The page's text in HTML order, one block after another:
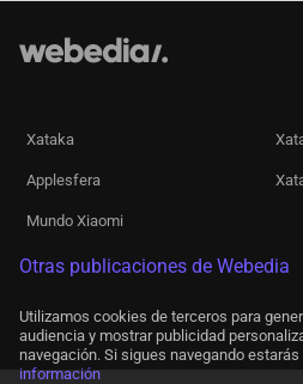
Xataka
Applesfera
Mundo Xiaomi
Otras publicaciones de Webedia
Utilizamos cookies de terceros para
audiencia y mostrar publicidad
navegación. Si sigues navegando
información